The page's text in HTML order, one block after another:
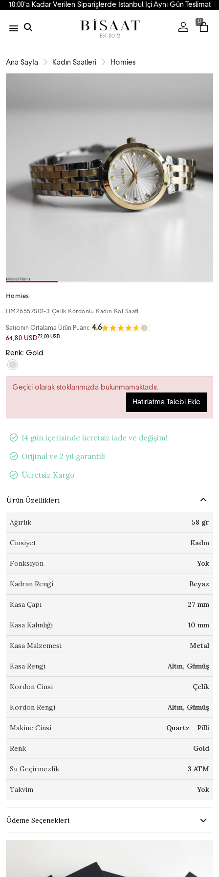
10:00'a Kadar Verilen Siparişlerde İstanbul İçi Aynı Gün Teslimat
0
Ana Sayfa Kadın Saatleri Homies
Homies
HM26557S01-3 Çelik Kordonlu Kadın Kol Saati
Satıcının Ortalama Ürün Puanı: 4.6
64,80 USD72,00 USD
Renk: Gold
Geçici olarak stoklarımızda bulunmamaktadır.
Hatırlatma Talebi Ekle
14 gün içerisinde ücretsiz iade ve değişim!
Orijinal ve 2 yıl garantili
Ücretsiz Kargo
Ürün Özellikleri
Ağırlık 58 gr
Cinsiyet Kadın
Fonksiyon Yok
Kadran Rengi Beyaz
Kasa Çapı 27 mm
Kasa Kalınlığı 10 mm
Kasa Malzemesi Metal
Kasa Rengi Altın, Gümüş
Kordon Cinsi Çelik
Kordon Rengi Altın, Gümüş
Makine Cinsi Quartz - Pilli
Renk Gold
Su Geçirmezlik 3 ATM
Takvim Yok
Ödeme Seçenekleri